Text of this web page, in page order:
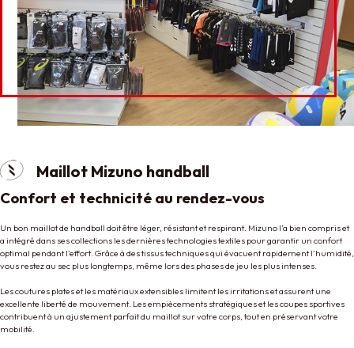
Maillot Mizuno handball
Confort et technicité au rendez-vous
Un bon maillot de handball doit être léger, résistant et respirant. Mizuno l’a bien compris et
a intégré dans ses collections les dernières technologies textiles pour garantir un confort
optimal pendant l’effort. Grâce à des tissus techniques qui évacuent rapidement l’humidité,
vous restez au sec plus longtemps, même lors des phases de jeu les plus intenses.
Les coutures plates et les matériaux extensibles limitent les irritations et assurent une
excellente liberté de mouvement. Les empiècements stratégiques et les coupes sportives
contribuent à un ajustement parfait du maillot sur votre corps, tout en préservant votre
mobilité.